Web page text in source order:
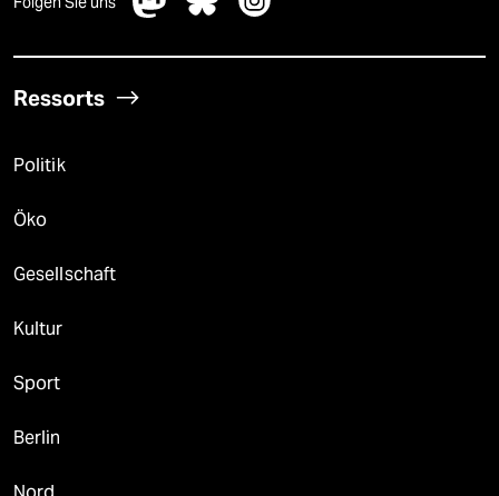
Ressorts
Politik
Öko
Gesellschaft
Kultur
Sport
Berlin